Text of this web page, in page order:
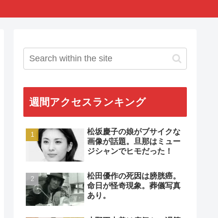
週間アクセスランキング
松坂慶子の娘がブサイクな
画像が話題。旦那はミュー
ジシャンでヒモだった！
松田優作の死因は膀胱癌。
命日が怪奇現象。葬儀写真
あり。